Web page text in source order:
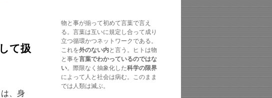
て扱
、身
物と事が揃って初めて言葉で言え
る。言葉は互いに規定し合って成り
立つ循環かつネットワークである。
これを外のない内と言う。ヒトは物
と事を言葉でわかっているのではな
い。際限なく抽象化した科学の限界
によって人と社会は病む。このまま
では人類は滅ぶ。